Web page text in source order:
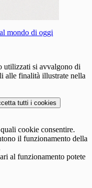
mondo di oggi
utilizzati si avvalgono di
alle finalità illustrate nella
tutti i cookies
cookie consentire.
il funzionamento della
al funzionamento potete